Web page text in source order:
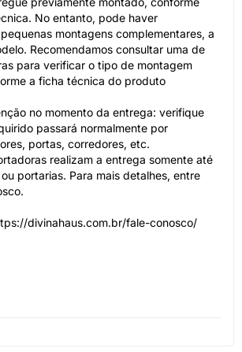
No entanto, pode haver
montagens complementares, a
Recomendamos consultar uma de
para verificar o tipo de montagem
a ficha técnica do produto
no momento da entrega: verifique
passará normalmente por
portas, corredores, etc.
realizam a entrega somente até
portarias. Para mais detalhes, entre
divinahaus.com.br/fale-conosco/